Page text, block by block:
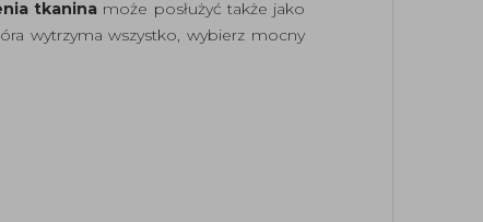
tkanina może posłużyć także jako
wytrzyma wszystko, wybierz mocny